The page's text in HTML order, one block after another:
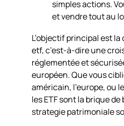
simples actions.
et vendre tout au
L’objectif principal est
etf, c’est-à-dire une
réglementée et
européen. Que vous
américain, l’europe, ou
les ETF sont la brique de
strategie patrimoniale